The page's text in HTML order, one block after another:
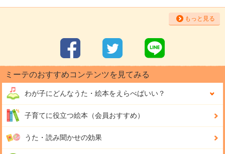
もっと見る
ミーテのおすすめコンテンツを見てみる
わが子にどんなうた・絵本をえらべばいい？
子育てに役立つ絵本（会員おすすめ）
うた・読み聞かせの効果